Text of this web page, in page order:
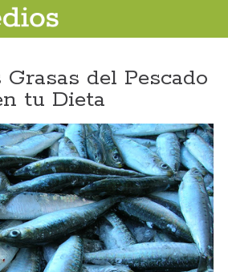
del Pescado
tu Dieta